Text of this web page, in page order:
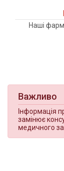
Наші
Важливо
Інформація
замінює
медичного